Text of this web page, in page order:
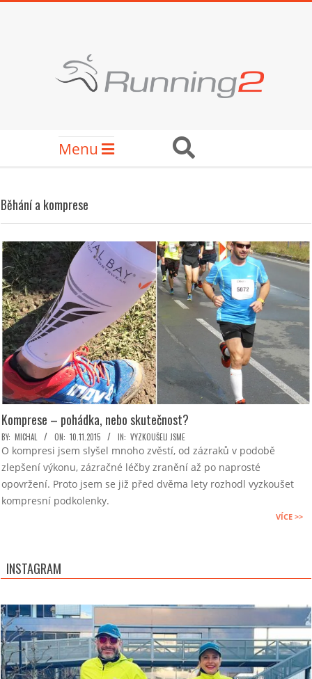
Secondary
Navigation
Menu Search
Běhání a komprese
Komprese – pohádka, nebo skutečnost?
2015-
11-
10
BY: MICHAL ON: 10.11.2015 IN: VYZKOUŠELI JSME
O kompresi jsem slyšel mnoho zvěstí, od zázraků v podobě
zlepšení výkonu, zázračné léčby zranění až po naprosté
opovržení. Proto jsem se již před dvěma lety rozhodl vyzkoušet
kompresní podkolenky.
VÍCE >>
INSTAGRAM